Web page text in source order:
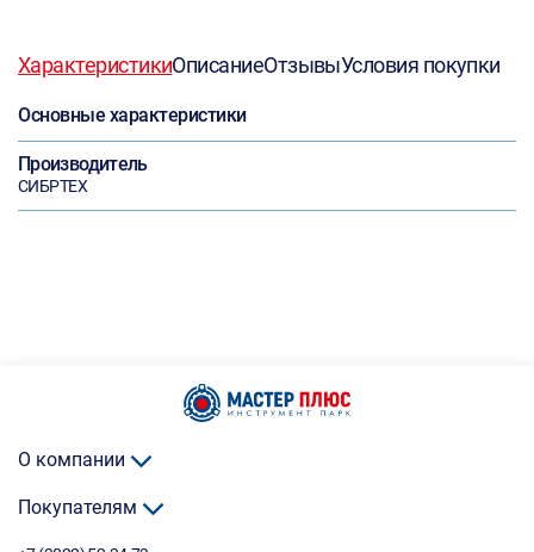
ХарактеристикиОписаниеОтзывыУсловия покупки
Основные характеристики
Производитель
СИБРТЕХ
О компании
Покупателям